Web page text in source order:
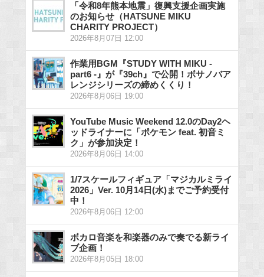
「令和8年熊本地震」復興支援企画実施
のお知らせ（HATSUNE MIKU
CHARITY PROJECT）
2026年8月07日 12:00
作業用BGM『STUDY WITH MIKU -
part6 -』が『39ch』で公開！ボサノバア
レンジシリーズの締めくくり！
2026年8月06日 19:00
YouTube Music Weekend 12.0のDay2ヘ
ッドライナーに「ポケモン feat. 初音ミ
ク」が参加決定！
2026年8月06日 14:00
1/7スケールフィギュア「マジカルミライ
2026」Ver. 10月14日(水)までご予約受付
中！
2026年8月06日 12:00
ボカロ音楽を和楽器のみで奏でる新ライ
ブ企画！
2026年8月05日 18:00